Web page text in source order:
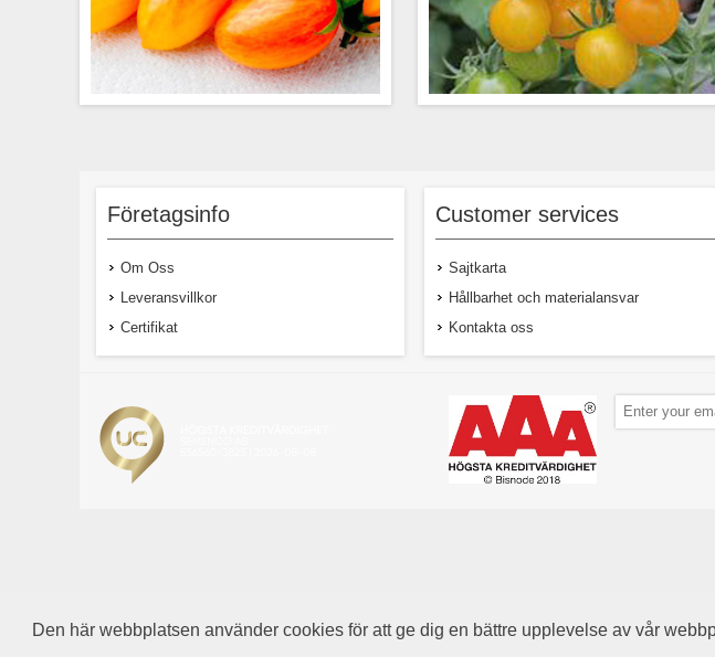
Den här webbplatsen använder cookies för att ge dig en bättre upplevelse av vår
saftig smak. Plantan ger många röd-
orangea frukter , med en lång säsong.
Tålig mot sprickbildning.
Företagsinfo
Om Oss
Leveransvillkor
Certifikat
Customer services
Sajtkarta
Hållbarhet och materialansvar
Kontakta oss
Powered bynopCommerce